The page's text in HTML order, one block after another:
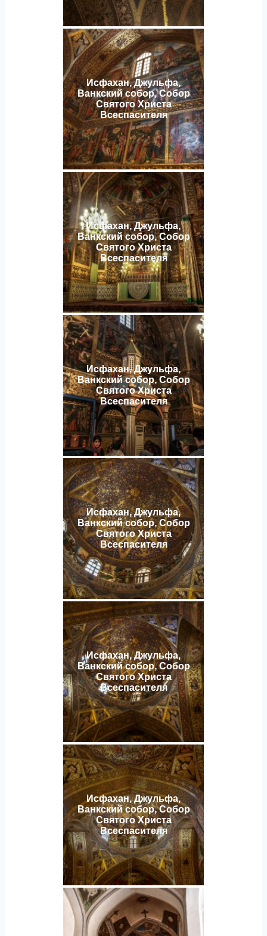
Исфахан, Джульфа,
Ванкский собор, Собор
Святого Христа
Всеспасителя
Исфахан, Джульфа,
Ванкский собор, Собор
Святого Христа
Всеспасителя
Исфахан, Джульфа,
Ванкский собор, Собор
Святого Христа
Всеспасителя
Исфахан, Джульфа,
Ванкский собор, Собор
Святого Христа
Всеспасителя
Исфахан, Джульфа,
Ванкский собор, Собор
Святого Христа
Всеспасителя
Исфахан, Джульфа,
Ванкский собор, Собор
Святого Христа
Всеспасителя